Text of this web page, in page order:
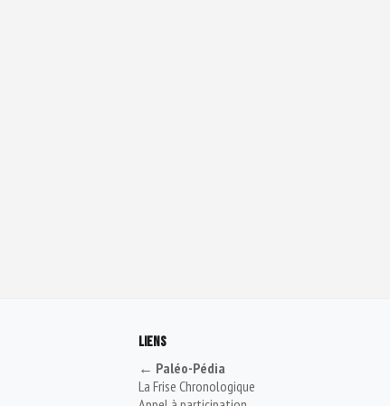
LIENS
← Paléo-Pédia
La Frise Chronologique